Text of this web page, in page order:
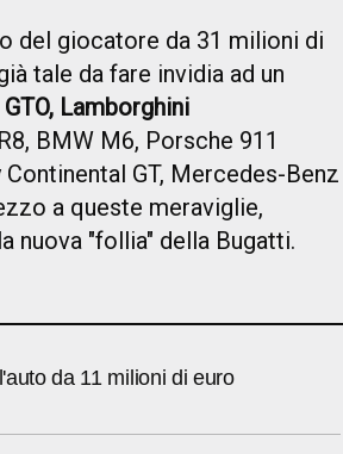
del giocatore da 31 milioni di
tale da fare invidia ad un
Lamborghini
BMW M6, Porsche 911
GT, Mercedes-Benz
a queste meraviglie,
nuova "follia" della Bugatti.
da 11 milioni di euro